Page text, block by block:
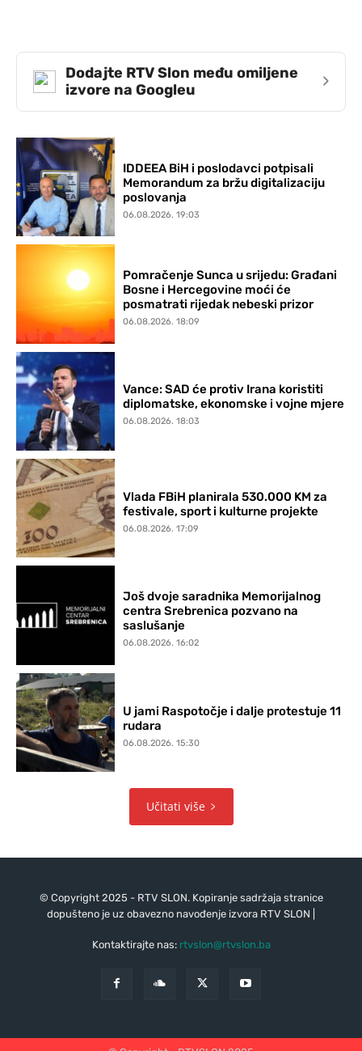
Dodajte RTV Slon među omiljene
izvore na Googleu
›
IDDEEA BiH i poslodavci potpisali
Memorandum za bržu digitalizaciju
poslovanja
06.08.2026. 19:03
Pomračenje Sunca u srijedu: Građani
Bosne i Hercegovine moći će
posmatrati rijedak nebeski prizor
06.08.2026. 18:09
Vance: SAD će protiv Irana koristiti
diplomatske, ekonomske i vojne mjere
06.08.2026. 18:03
Vlada FBiH planirala 530.000 KM za
festivale, sport i kulturne projekte
06.08.2026. 17:09
Još dvoje saradnika Memorijalnog
centra Srebrenica pozvano na
saslušanje
06.08.2026. 16:02
U jami Raspotočje i dalje protestuje 11
rudara
06.08.2026. 15:30
Učitati više
© Copyright 2025 - RTV SLON. Kopiranje sadržaja stranice
dopušteno je uz obavezno navođenje izvora RTV SLON |
Kontaktirajte nas: rtvslon@rtvslon.ba